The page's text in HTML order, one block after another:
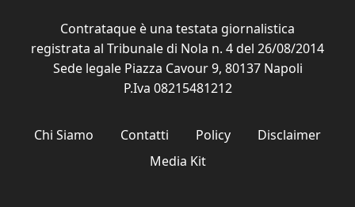
Contrataque è una testata giornalistica
registrata al Tribunale di Nola n. 4 del 26/08/2014
Sede legale Piazza Cavour 9, 80137 Napoli
P.Iva 08215481212
Chi Siamo Contatti Policy
Disclaimer
Media Kit